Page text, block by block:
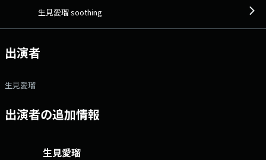
生見愛瑠 soothing
出演者
生見愛瑠
出演者の追加情報
生見愛瑠